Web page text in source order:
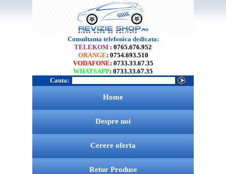
Consultanta telefonica dedicata:
TELEKOM : 0765.676.952
ORANGE: 0754.693.510
VODAFONE: 0733.33.67.35
WHATSAPP: 0733.33.67.35
Cauta:
Home
Despre noi
Cerere oferta
Retur Produse